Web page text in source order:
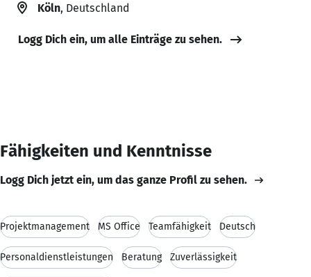
Köln, Deutschland
Logg Dich ein, um alle Einträge zu sehen.
Fähigkeiten und Kenntnisse
Logg Dich jetzt ein, um das ganze Profil zu sehen.
Projektmanagement MS Office Teamfähigkeit Deutsch
Personaldienstleistungen Beratung Zuverlässigkeit